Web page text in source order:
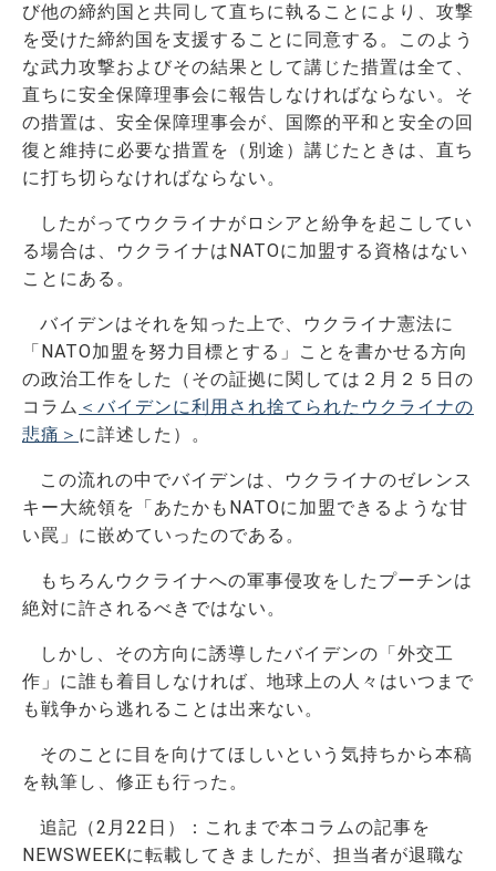
び他の締約国と共同して直ちに執ることにより、攻撃
を受けた締約国を支援することに同意する。このよう
な武力攻撃およびその結果として講じた措置は全て、
直ちに安全保障理事会に報告しなければならない。そ
の措置は、安全保障理事会が、国際的平和と安全の回
復と維持に必要な措置を（別途）講じたときは、直ち
に打ち切らなければならない。
したがってウクライナがロシアと紛争を起こしてい
る場合は、ウクライナはNATOに加盟する資格はない
ことにある。
バイデンはそれを知った上で、ウクライナ憲法に
「NATO加盟を努力目標とする」ことを書かせる方向
の政治工作をした（その証拠に関しては２月２５日の
コラム ＜バイデンに利用され捨てられたウクライナの
悲痛＞ に詳述した）。
この流れの中でバイデンは、ウクライナのゼレンス
キー大統領を「あたかもNATOに加盟できるような甘
い罠」に嵌めていったのである。
もちろんウクライナへの軍事侵攻をしたプーチンは
絶対に許されるべきではない。
しかし、その方向に誘導したバイデンの「外交工
作」に誰も着目しなければ、地球上の人々はいつまで
も戦争から逃れることは出来ない。
そのことに目を向けてほしいという気持ちから本稿
を執筆し、修正も行った。
追記（2月22日）：これまで本コラムの記事を
NEWSWEEKに転載してきましたが、担当者が退職な